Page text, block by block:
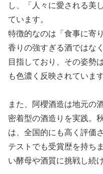
し、「人々に愛される美
ています。
特徴的なのは「食事に寄
香りの強すぎる酒ではな
目指しており、その姿勢
も色濃く反映されています
また、阿櫻酒造は地元の
密着型の酒造りを実践。
は、全国的にも高く評価
テストでも受賞歴を持ち
い酵母や酒質に挑戦し続